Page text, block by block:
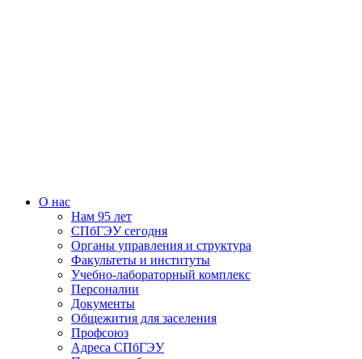
О нас
Нам 95 лет
СПбГЭУ сегодня
Органы управления и структура
Факультеты и институты
Учебно-лабораторный комплекс
Персоналии
Документы
Общежития для заселения
Профсоюз
Адреса СПбГЭУ